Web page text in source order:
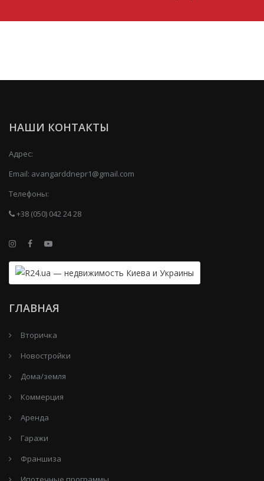
НАШИ КОНТАКТЫ
Адрес:
Email: avangarddnepr1@gmail.com
Телефоны:
+38 (050) 042 24 28
ГЛАВНАЯ
Вторичка
Новостройки
Дома/земля
Коммерция
Аренда
Гаражи
Франшиза